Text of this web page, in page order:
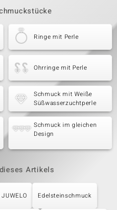
Ringe mit Perle
Ohrringe mit Perle
Schmuck mit Weiße
Süßwasserzuchtperle
Schmuck im gleichen
Design
Artikels
Edelsteinschmuck